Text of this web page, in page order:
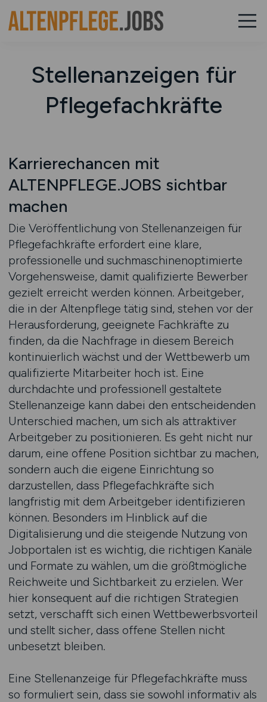
Stellenanzeigen für
Pflegefachkräfte
Karrierechancen mit
ALTENPFLEGE.JOBS sichtbar
machen
Die Veröffentlichung von Stellenanzeigen für
Pflegefachkräfte erfordert eine klare,
professionelle und suchmaschinenoptimierte
Vorgehensweise, damit qualifizierte Bewerber
gezielt erreicht werden können. Arbeitgeber,
die in der Altenpflege tätig sind, stehen vor der
Herausforderung, geeignete Fachkräfte zu
finden, da die Nachfrage in diesem Bereich
kontinuierlich wächst und der Wettbewerb um
qualifizierte Mitarbeiter hoch ist. Eine
durchdachte und professionell gestaltete
Stellenanzeige kann dabei den entscheidenden
Unterschied machen, um sich als attraktiver
Arbeitgeber zu positionieren. Es geht nicht nur
darum, eine offene Position sichtbar zu machen,
sondern auch die eigene Einrichtung so
darzustellen, dass Pflegefachkräfte sich
langfristig mit dem Arbeitgeber identifizieren
können. Besonders im Hinblick auf die
Digitalisierung und die steigende Nutzung von
Jobportalen ist es wichtig, die richtigen Kanäle
und Formate zu wählen, um die größtmögliche
Reichweite und Sichtbarkeit zu erzielen. Wer
hier konsequent auf die richtigen Strategien
setzt, verschafft sich einen Wettbewerbsvorteil
und stellt sicher, dass offene Stellen nicht
unbesetzt bleiben.
Eine Stellenanzeige für Pflegefachkräfte muss
so formuliert sein, dass sie sowohl informativ als